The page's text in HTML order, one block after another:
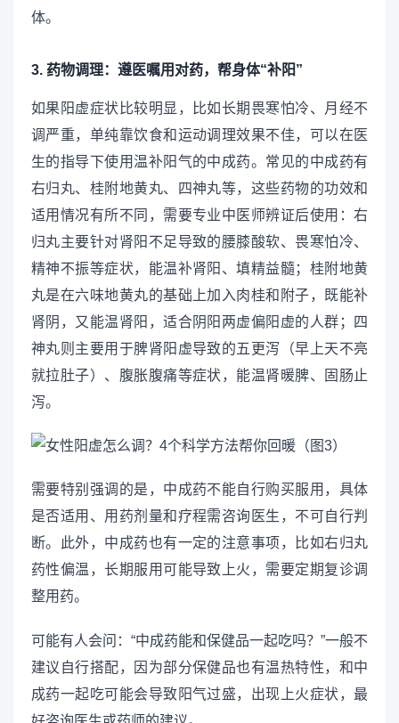
体。
3. 药物调理：遵医嘱用对药，帮身体“补阳”
如果阳虚症状比较明显，比如长期畏寒怕冷、月经不
调严重，单纯靠饮食和运动调理效果不佳，可以在医
生的指导下使用温补阳气的中成药。常见的中成药有
右归丸、桂附地黄丸、四神丸等，这些药物的功效和
适用情况有所不同，需要专业中医师辨证后使用：右
归丸主要针对肾阳不足导致的腰膝酸软、畏寒怕冷、
精神不振等症状，能温补肾阳、填精益髓；桂附地黄
丸是在六味地黄丸的基础上加入肉桂和附子，既能补
肾阴，又能温肾阳，适合阴阳两虚偏阳虚的人群；四
神丸则主要用于脾肾阳虚导致的五更泻（早上天不亮
就拉肚子）、腹胀腹痛等症状，能温肾暖脾、固肠止
泻。
需要特别强调的是，中成药不能自行购买服用，具体
是否适用、用药剂量和疗程需咨询医生，不可自行判
断。此外，中成药也有一定的注意事项，比如右归丸
药性偏温，长期服用可能导致上火，需要定期复诊调
整用药。
可能有人会问：“中成药能和保健品一起吃吗？”一般不
建议自行搭配，因为部分保健品也有温热特性，和中
成药一起吃可能会导致阳气过盛，出现上火症状，最